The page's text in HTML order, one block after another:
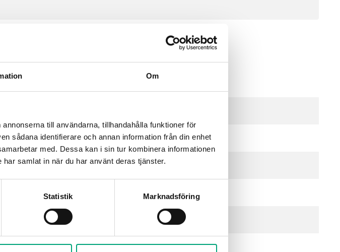
Om
till användarna, tillhandahålla funktioner för
sådana identifierare och annan information från din enhet
med. Dessa kan i sin tur kombinera informationen
samlat in när du har använt deras tjänster.
Statistik Marknadsföring
0…95 % RH
-25…50 °C
120x40x112 mm
Luft, icke-brännbara och icke-aggressiva gaser